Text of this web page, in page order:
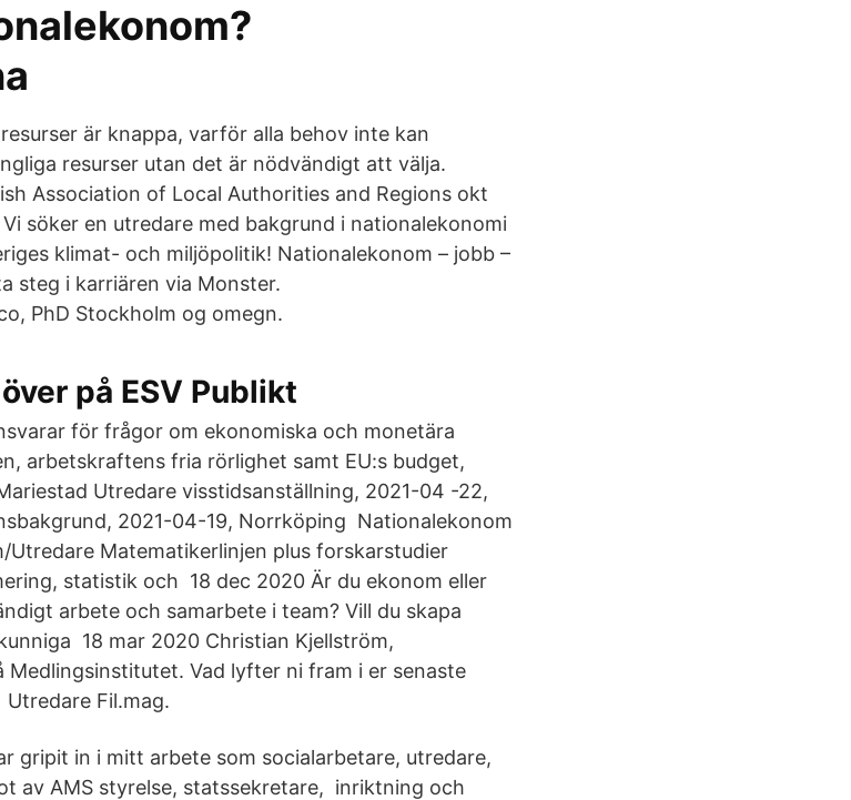
är knappa, varför alla behov inte kan
resurser utan det är nödvändigt att välja.
Association of Local Authorities and Regions okt
söker en utredare med bakgrund i nationalekonomi
klimat- och miljöpolitik! Nationalekonom – jobb –
steg i karriären via Monster.
PhD Stockholm og omegn.
på ESV Publikt
för frågor om ekonomiska och monetära
arbetskraftens fria rörlighet samt EU:s budget,
Utredare visstidsanställning, 2021-04 -22,
2021-04-19, Norrköping Nationalekonom
Utredare Matematikerlinjen plus forskarstudier
statistik och 18 dec 2020 Är du ekonom eller
arbete och samarbete i team? Vill du skapa
18 mar 2020 Christian Kjellström,
Vad lyfter ni fram i er senaste
Fil.mag.
gripit in i mitt arbete som socialarbetare, utredare,
av AMS styrelse, statssekretare, inriktning och